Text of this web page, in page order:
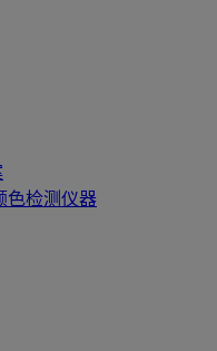
色检测仪器